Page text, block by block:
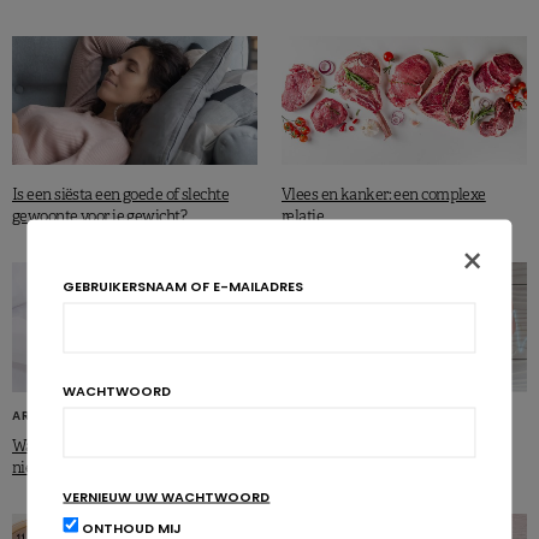
Is een siësta een goede of slechte
gewoonte voor je gewicht?
Vlees en kanker: een complexe
relatie
ARTIKELS
Waarom berekent de huisarts je BMI
niet?
×
GEBRUIKERSNAAM OF E-MAILADRES
WACHTWOORD
VERNIEUW UW WACHTWOORD
ONTHOUD MIJ